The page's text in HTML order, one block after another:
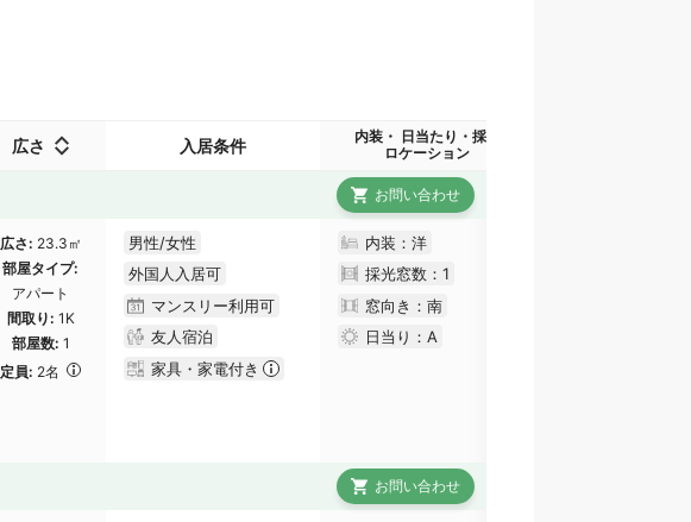
広さ 入居条件
内装・ 日当たり・採光
ロケーション
お問い合わせ
広さ
23.3㎡
部屋タイプ
アパート
間取り 1K
部屋数 1
定員 2名
男性/女性
外国人入居可
マンスリー利用可
友人宿泊
家具・家電付き
内装：洋
採光窓数： 1
窓向き：南
日当り： A
お問い合わせ